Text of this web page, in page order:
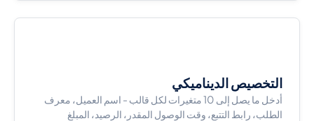
التخصيص الديناميكي
أدخل ما يصل إلى 10 متغيرات لكل قالب - اسم العميل، معرف
الطلب، رابط التتبع، وقت الوصول المقدر، الرصيد، المبلغ